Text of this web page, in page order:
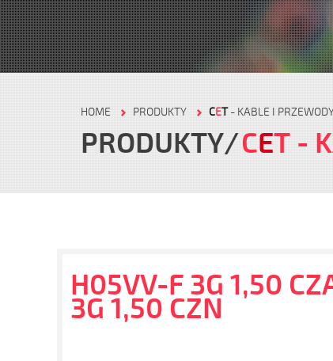
HOME PRODUKTY CET- KABLE I
PRODUKTY CET -
H05VV-F 3G 1,50
3G 1,50 CZN